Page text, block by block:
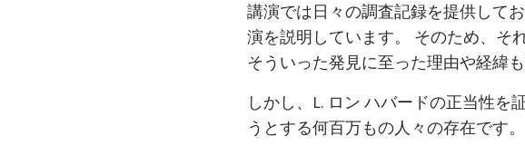
講演では日々の調査記録を提供して
演を説明しています。 そのため、そ
そういった発見に至った理由や経緯
しかし、L. ロン ハバードの正当性
うとする何百万もの人々の存在です